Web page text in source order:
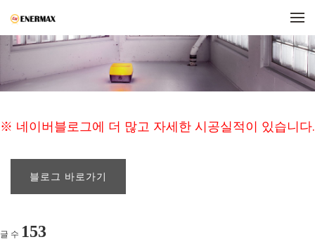
※ 네이버블로그에 더 많고 자세한 시공실적이 있습니다.
블로그 바로가기
글 수 153